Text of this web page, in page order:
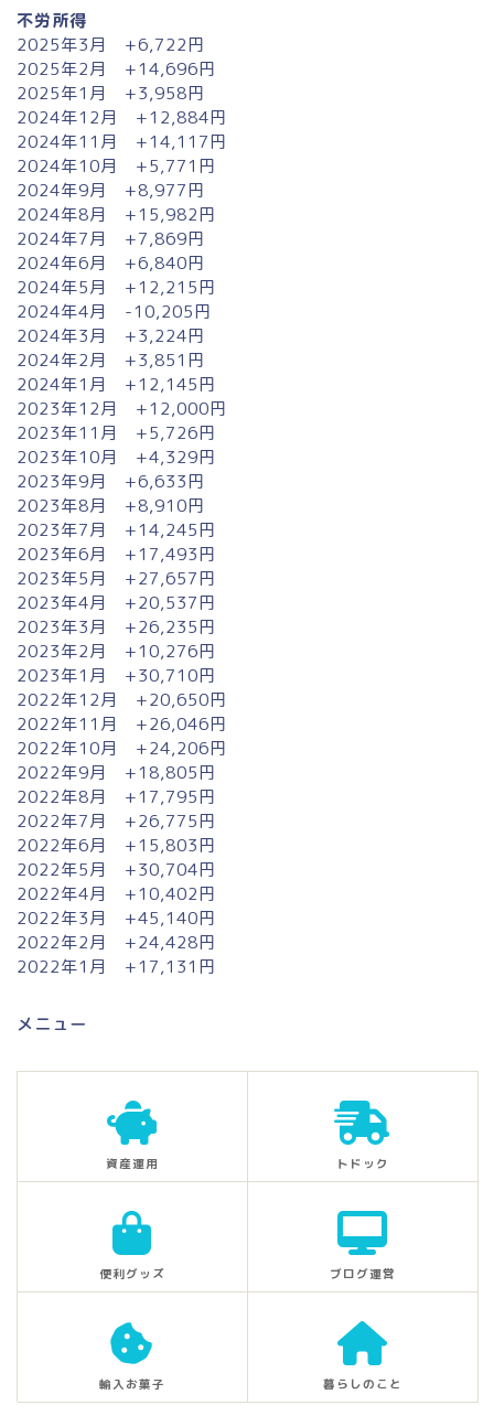
不労所得
2025年3月 +6,722円
2025年2月 +14,696円
2025年1月 +3,958円
2024年12月 +12,884円
2024年11月 +14,117円
2024年10月 +5,771円
2024年9月 +8,977円
2024年8月 +15,982円
2024年7月 +7,869円
2024年6月 +6,840円
2024年5月 +12,215円
2024年4月 -10,205円
2024年3月 +3,224円
2024年2月 +3,851円
2024年1月 +12,145円
2023年12月 +12,000円
2023年11月 +5,726円
2023年10月 +4,329円
2023年9月 +6,633円
2023年8月 +8,910円
2023年7月 +14,245円
2023年6月 +17,493円
2023年5月 +27,657円
2023年4月 +20,537円
2023年3月 +26,235円
2023年2月 +10,276円
2023年1月 +30,710円
2022年12月 +20,650円
2022年11月 +26,046円
2022年10月 +24,206円
2022年9月 +18,805円
2022年8月 +17,795円
2022年7月 +26,775円
2022年6月 +15,803円
2022年5月 +30,704円
2022年4月 +10,402円
2022年3月 +45,140円
2022年2月 +24,428円
2022年1月 +17,131円
メニュー
資産運用 トドック
便利グッズ ブログ運営
輸入お菓子 暮らしのこと